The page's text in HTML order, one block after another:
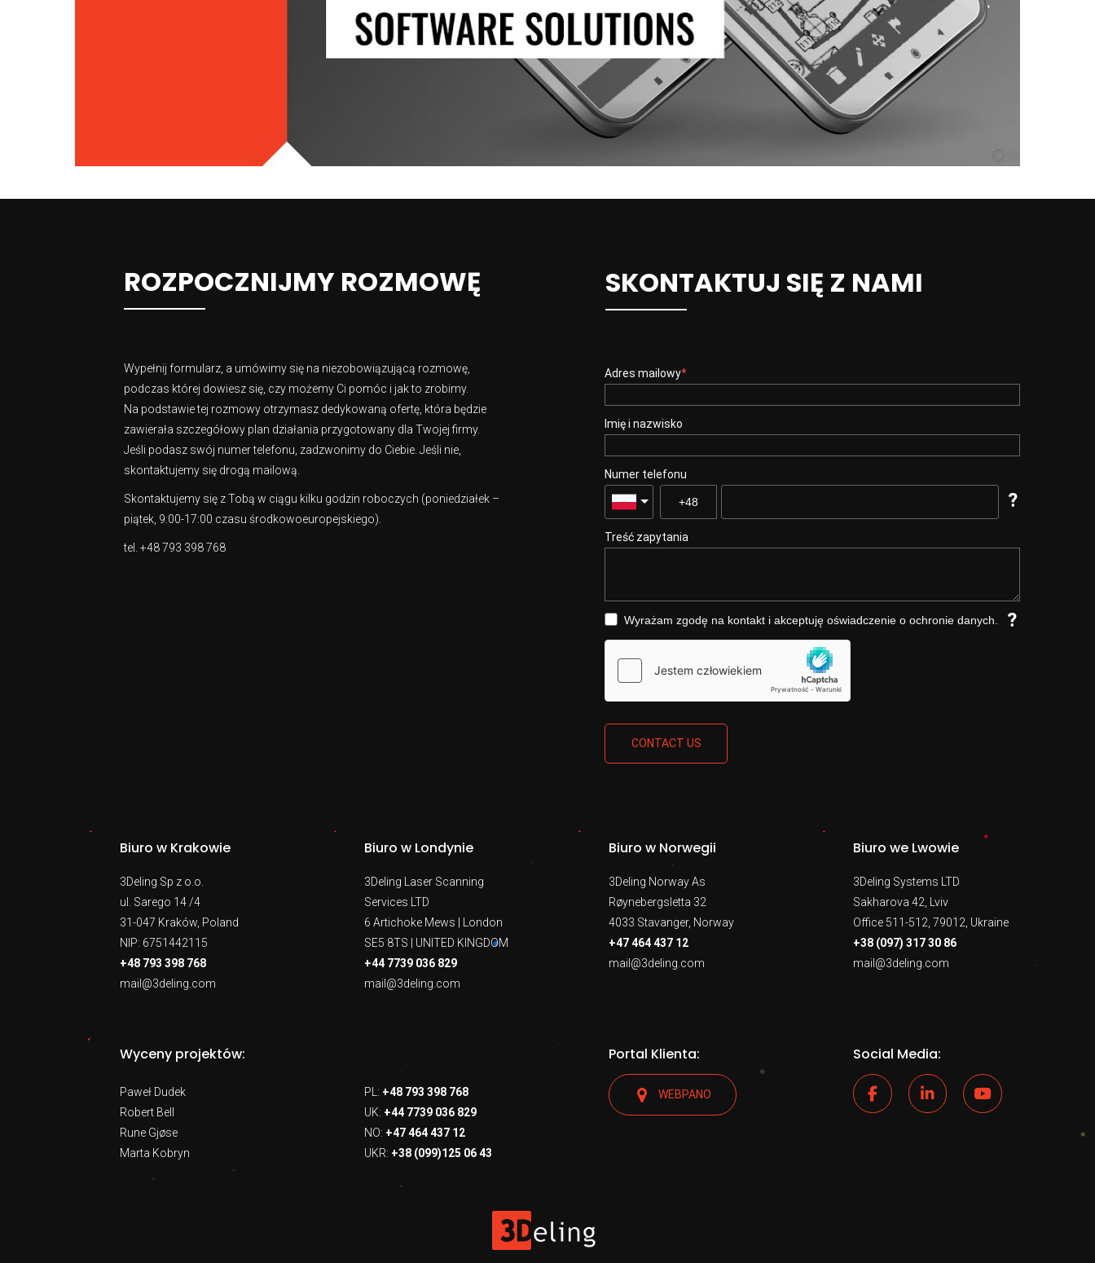
ROZPOCZNIJMY ROZMOWĘ
Wypełnij formularz, a umówimy się na niezobowiązującą rozmowę,
podczas której dowiesz się, czy możemy Ci pomóc i jak to zrobimy.
Na podstawie tej rozmowy otrzymasz dedykowaną ofertę, która będzie
zawierała szczegółowy plan działania przygotowany dla Twojej firmy.
Jeśli podasz swój numer telefonu, zadzwonimy do Ciebie. Jeśli nie,
skontaktujemy się drogą mailową.
Skontaktujemy się z Tobą w ciągu kilku godzin roboczych (poniedziałek –
piątek, 9:00-17:00 czasu środkowoeuropejskiego).
tel. +48 793 398 768
SKONTAKTUJ SIĘ Z NAMI
Adres mailowy
Imię i nazwisko
Numer telefonu
?
Treść zapytania
Wyrażam zgodę na kontakt i akceptuję oświadczenie o ochronie danych. ?
CONTACT US
Biuro w Krakowie
3Deling Sp z o.o.
ul. Sarego 14 /4
31-047 Kraków, Poland
NIP: 6751442115
+48 793 398 768
mail@3deling.com
Biuro w Londynie
3Deling Laser Scanning
Services LTD
6 Artichoke Mews | London
SE5 8TS | UNITED KINGDOM
+44 7739 036 829
mail@3deling.com
Biuro w Norwegii
3Deling Norway As
Røynebergsletta 32
4033 Stavanger, Norway
+47 464 437 12
mail@3deling.com
Biuro we Lwowie
3Deling Systems LTD
Sakharova 42, Lviv
Office 511-512, 79012, Ukraine
+38 (097) 317 30 86
mail@3deling.com
Wyceny projektów:
Paweł Dudek PL: +48 793 398 768
Robert Bell
UK: +44 7739 036 829
Rune Gjøse
NO: +47 464 437 12
Marta Kobryn
UKR: +38 (099)125 06 43
Portal Klienta:
WEBPANO
Social Media: